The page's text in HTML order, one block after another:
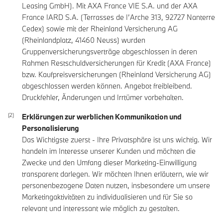
Leasing GmbH). Mit AXA France VIE S.A. und der AXA
France IARD S.A. (Terrasses de I’Arche 313, 92727 Nanterre
Cedex) sowie mit der Rheinland Versicherung AG
(Rheinlandplatz, 41460 Neuss) wurden
Gruppenversicherungsverträge abgeschlossen in deren
Rahmen Restschuldversicherungen für Kredit (AXA France)
bzw. Kaufpreisversicherungen (Rheinland Versicherung AG)
abgeschlossen werden können. Angebot freibleibend.
Druckfehler, Änderungen und Irrtümer vorbehalten.
Erklärungen zur werblichen Kommunikation und
Personalisierung
Das Wichtigste zuerst - Ihre Privatsphäre ist uns wichtig. Wir
handeln im Interesse unserer Kunden und möchten die
Zwecke und den Umfang dieser Marketing-Einwilligung
transparent darlegen. Wir möchten Ihnen erläutern, wie wir
personenbezogene Daten nutzen, insbesondere um unsere
Marketingaktivitäten zu individualisieren und für Sie so
relevant und interessant wie möglich zu gestalten.